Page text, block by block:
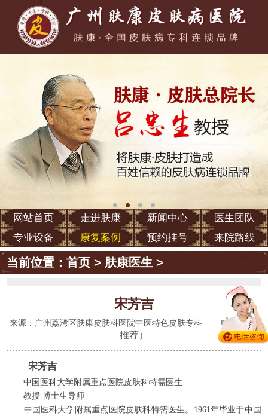
网站首页 走进肤康 新闻中心
医生团队
专业设备
康复案例 预约挂号 来院路线
当前位置：首页 > 肤康医生 >
宋芳吉
来源：广州荔湾区肤康皮肤科医院中医特色皮肤专科
(428人
推荐）
宋芳吉
中国医科大学附属重点医院皮肤科特需医生
教授 博士生导师
中国医科大学附属重点医院皮肤科特需医生。1961年毕业于中国